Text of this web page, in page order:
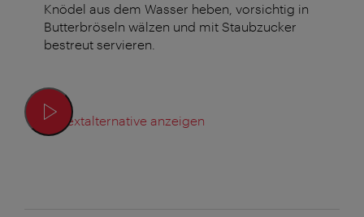
Knödel aus dem Wasser heben, vorsichtig in
Butterbröseln wälzen und mit Staubzucker
bestreut servieren.
Textalternative anzeigen